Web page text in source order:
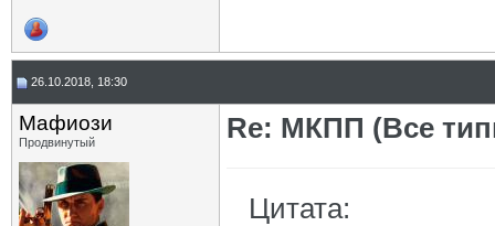
26.10.2018, 18:30
Мафиози
Продвинутый Re: МКПП (Все
Цитата: